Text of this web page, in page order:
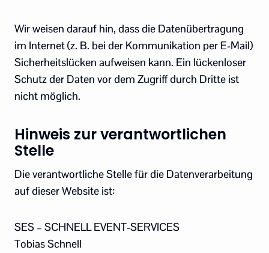
Wir weisen darauf hin, dass die Datenübertragung
im Internet (z. B. bei der Kommunikation per E-Mail)
Sicherheitslücken aufweisen kann. Ein lückenloser
Schutz der Daten vor dem Zugriff durch Dritte ist
nicht möglich.
Hinweis zur verantwortlichen
Stelle
Die verantwortliche Stelle für die Datenverarbeitung
auf dieser Website ist:
SES – SCHNELL EVENT-SERVICES
Tobias Schnell